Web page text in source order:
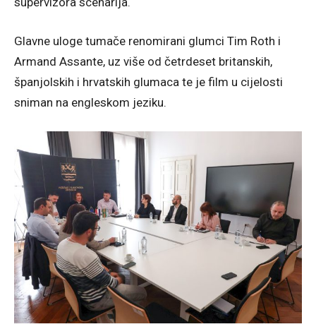
Glavne uloge tumače renomirani glumci Tim Roth i
Armand Assante, uz više od četrdeset britanskih,
španjolskih i hrvatskih glumaca te je film u cijelosti
sniman na engleskom jeziku.